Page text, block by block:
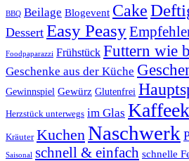
BBQ Beilage Blogevent Cake
Dessert Easy Peasy
Foodpaparazzi Frühstück Futtern wie
Geschenke aus der Küche
Gewinnspiel Gewürz Glutenfrei
Herzstück unterwegs im Glas
Kräuter KuchenNaschwerk
Saisonal schnell & einfach schnelle